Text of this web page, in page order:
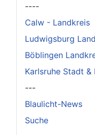
----
Calw - Landkreis
Ludwigsburg
Böblingen
Karlsruhe Stadt &
---
Blaulicht-News
Suche